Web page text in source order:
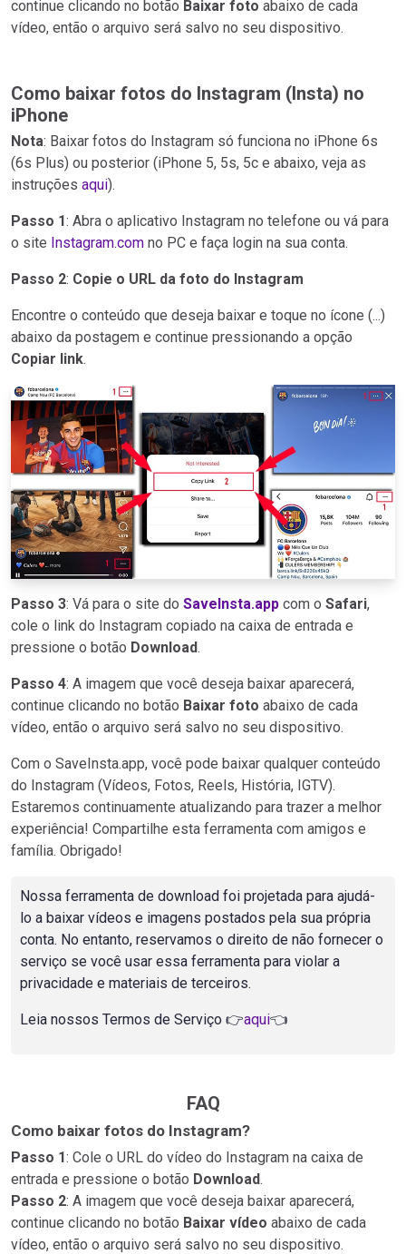
continue clicando no botão Baixar foto abaixo de cada
vídeo, então o arquivo será salvo no seu dispositivo.
Como baixar fotos do Instagram (Insta) no
iPhone
Nota: Baixar fotos do Instagram só funciona no iPhone 6s
(6s Plus) ou posterior (iPhone 5, 5s, 5c e abaixo, veja as
instruções aqui).
Passo 1: Abra o aplicativo Instagram no telefone ou vá para
o site Instagram.com no PC e faça login na sua conta.
Passo 2: Copie o URL da foto do Instagram
Encontre o conteúdo que deseja baixar e toque no ícone (...)
abaixo da postagem e continue pressionando a opção
Copiar link.
Passo 3: Vá para o site do SaveInsta.app com o Safari,
cole o link do Instagram copiado na caixa de entrada e
pressione o botão Download.
Passo 4: A imagem que você deseja baixar aparecerá,
continue clicando no botão Baixar foto abaixo de cada
vídeo, então o arquivo será salvo no seu dispositivo.
Com o SaveInsta.app, você pode baixar qualquer conteúdo
do Instagram (Vídeos, Fotos, Reels, História, IGTV).
Estaremos continuamente atualizando para trazer a melhor
experiência! Compartilhe esta ferramenta com amigos e
família. Obrigado!
Nossa ferramenta de download foi projetada para ajudá-
lo a baixar vídeos e imagens postados pela sua própria
conta. No entanto, reservamos o direito de não fornecer o
serviço se você usar essa ferramenta para violar a
privacidade e materiais de terceiros.
Leia nossos Termos de Serviço 👉aqui👈
FAQ
Como baixar fotos do Instagram?
Passo 1: Cole o URL do vídeo do Instagram na caixa de
entrada e pressione o botão Download.
Passo 2: A imagem que você deseja baixar aparecerá,
continue clicando no botão Baixar vídeo abaixo de cada
vídeo, então o arquivo será salvo no seu dispositivo.